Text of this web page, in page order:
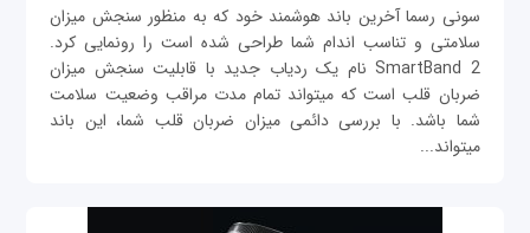
سونی رسما آخرین باند هوشمند خود که به منظور سنجش میزان
سلامتی و تناسب اندام شما طراحی شده است را رونمایی کرد.
SmartBand 2 نام یک ردیاب جدید با قابلیت سنجش میزان
ضربان قلب است که می‎تواند تمام مدت مراقب وضعیت سلامت
شما باشد. با بررسی دائمی‎ میزان ضربان قلب شما، این باند
می‎تواند...